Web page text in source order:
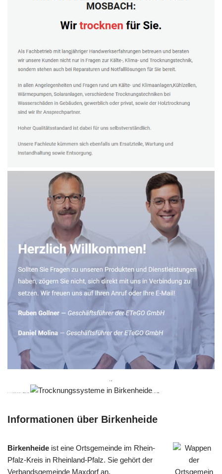
Informationen über Birkenheide
Birkenheide ist eine Ortsgemeinde im Rhein-
Pfalz-Kreis in Rheinland-Pfalz. Sie gehört der
Verbandsgemeinde Maxdorf an.